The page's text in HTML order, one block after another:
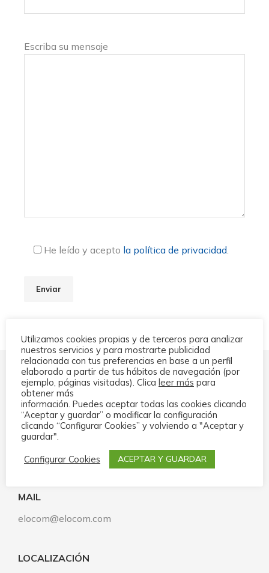
Escriba su mensaje
He leído y acepto la política de privacidad
Contactos
TELÉFONO
+ 34 943 631 905
MAIL
elocom@elocom.com
LOCALIZACIÓN
Utilizamos cookies propias y de terceros para analizar
nuestros servicios y para mostrarte publicidad
relacionada con tus preferencias en base a un perfil
elaborado a partir de tus hábitos de navegación (por
ejemplo, páginas visitadas). Clica leer más para
obtener más
información. Puedes aceptar todas las cookies clicando
“Aceptar y guardar” o modificar la configuración
clicando “Configurar Cookies” y volviendo a "Aceptar y
guardar".
Configurar Cookies
ACEPTAR Y GUARDAR